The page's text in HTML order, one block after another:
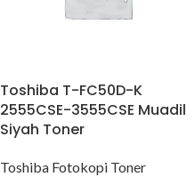
Toshiba T-FC50D-K
2555CSE-3555CSE Muadil
Siyah Toner
Toshiba Fotokopi Toner